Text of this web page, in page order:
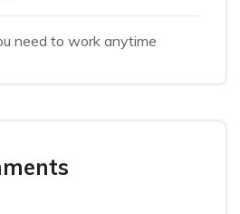
need to work anytime